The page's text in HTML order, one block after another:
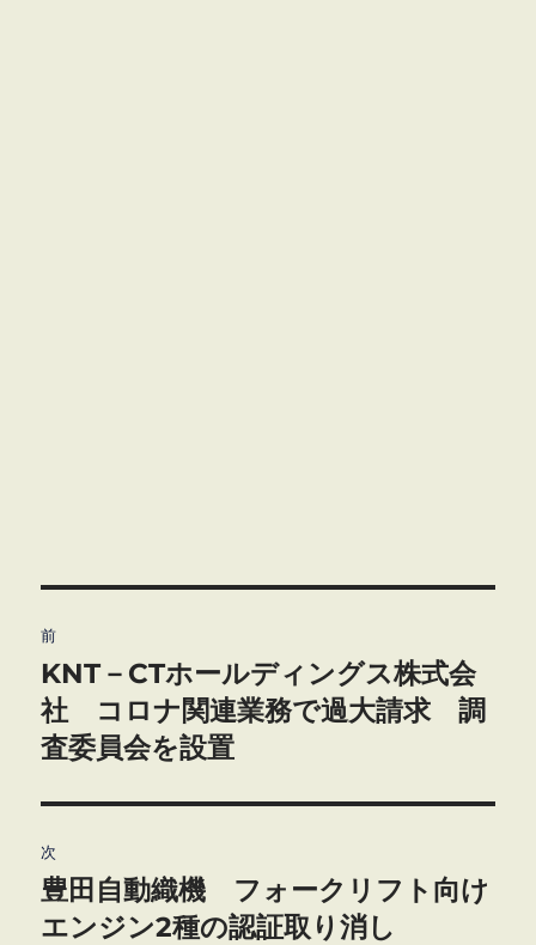
稿
ナ
ビ
ゲ
ー
シ
前
前
の
投
KNT－CTホールディングス株式会
社 コロナ関連業務で過大請求 調
査委員会を設置
次
次
の
豊田自動織機 フォークリフト向け
エンジン2種の認証取り消し